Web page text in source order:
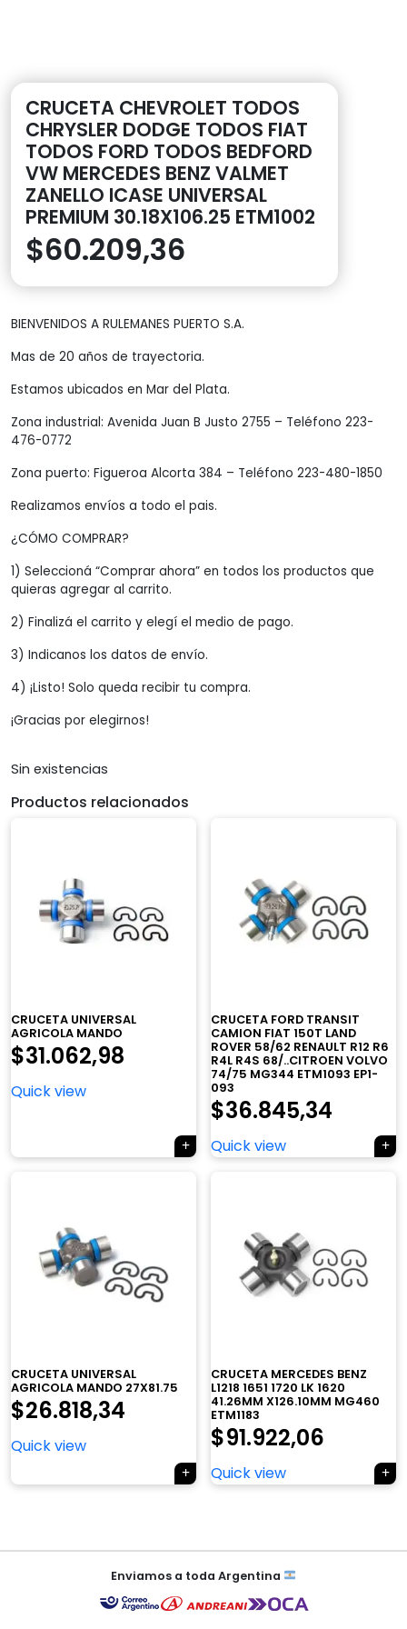
CRUCETA CHEVROLET TODOS
CHRYSLER DODGE TODOS FIAT
TODOS FORD TODOS BEDFORD
VW MERCEDES BENZ VALMET
ZANELLO ICASE UNIVERSAL
PREMIUM 30.18X106.25 ETM1002
$60.209,36
BIENVENIDOS A RULEMANES PUERTO S.A.
Mas de 20 años de trayectoria.
Estamos ubicados en Mar del Plata.
Zona industrial: Avenida Juan B Justo 2755 – Teléfono 223-
476-0772
Zona puerto: Figueroa Alcorta 384 – Teléfono 223-480-1850
Realizamos envíos a todo el pais.
¿CÓMO COMPRAR?
1) Seleccioná “Comprar ahora” en todos los productos que
quieras agregar al carrito.
2) Finalizá el carrito y elegí el medio de pago.
3) Indicanos los datos de envío.
4) ¡Listo! Solo queda recibir tu compra.
¡Gracias por elegirnos!
Sin existencias
Productos relacionados
CRUCETA UNIVERSAL
AGRICOLA MANDO
$31.062,98
Quick view
CRUCETA FORD TRANSIT
CAMION FIAT 150T LAND
ROVER 58/62 RENAULT R12 R6
R4L R4S 68/..CITROEN VOLVO
74/75 MG344 ETM1093 EP1-
093
$36.845,34
Quick view
CRUCETA UNIVERSAL
AGRICOLA MANDO 27X81.75
$26.818,34
Quick view
CRUCETA MERCEDES BENZ
L1218 1651 1720 LK 1620
41.26MM X126.10MM MG460
ETM1183
$91.922,06
Quick view
entradas
Enviamos a toda Argentina
Tu carrito está vacío.